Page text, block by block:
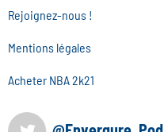
Rejoignez-nous !
Mentions légales
Acheter NBA 2k21